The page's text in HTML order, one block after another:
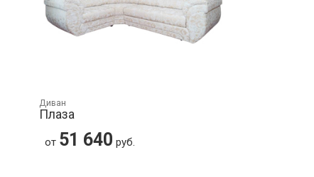
Диван
Плаза
от 51 640 руб.